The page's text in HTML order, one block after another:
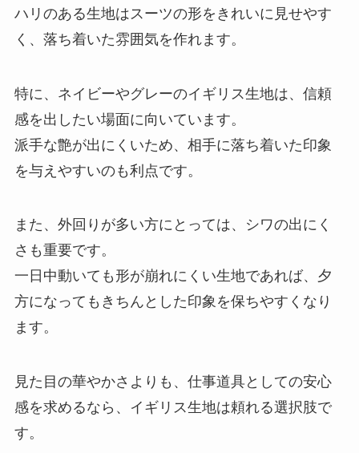
ハリのある生地はスーツの形をきれいに見せやす
く、落ち着いた雰囲気を作れます。
特に、ネイビーやグレーのイギリス生地は、信頼
感を出したい場面に向いています。
派手な艶が出にくいため、相手に落ち着いた印象
を与えやすいのも利点です。
また、外回りが多い方にとっては、シワの出にく
さも重要です。
一日中動いても形が崩れにくい生地であれば、夕
方になってもきちんとした印象を保ちやすくなり
ます。
見た目の華やかさよりも、仕事道具としての安心
感を求めるなら、イギリス生地は頼れる選択肢で
す。